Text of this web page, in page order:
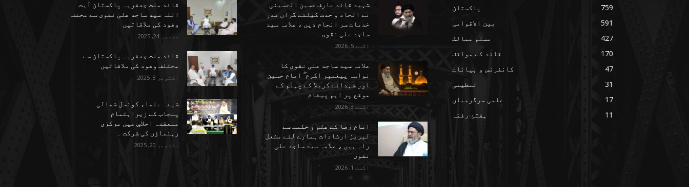
قائد ملت جعفریہ پاکستان آیت
اللہ سید ساجد علی نقوی سے مختف
وفود کی ملاقاتیں
ستمبر 24, 2025
قائد ملت جعفریہ پاکستان سے
مختلف وفود کی ملاقاتیں
اکتوبر 8, 2025
شیعہ علماء کونسل شمالی
پنجاب کے زیراہتمام
منعقدہ اجلاسِ میں مرکزی
رہنماؤں کی شرکت ۔
اکتوبر 20, 2025
شہید قائد عارف حسین الحسینی
نے اتحاد و حدت کیلئے گراں قدر
خدمات سر انجام دیں ، علامہ سید
ساجد علی نقوی
اگست 5, 2026
علامہ سید ساجد علی نقوی کا
نواسہ پیغمبر اکرم ۖ امام حسین
اور شہدائے کربلا کے چہلم کے
موقع پر اہم پیغام
اگست 3, 2026
امام رضا کے علم و حکمت سے
لبریز ارشادات ہمارے لئے مشعل
راہ ہیں ، علامہ سید ساجد علی
نقوی
اگست 1, 2026
پاکستان
759
بین الاقوامی
591
مسلم ممالک
427
قائد کے مواقف
170
کانفرنس و بیانات
47
تنظیمی
31
علمی سرگرمیاں
17
ہفتۂِ رفتہ
11